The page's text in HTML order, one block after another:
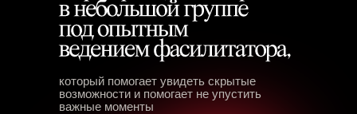
который помогает увидеть скрытые
возможности и помогает не упустить
важные моменты